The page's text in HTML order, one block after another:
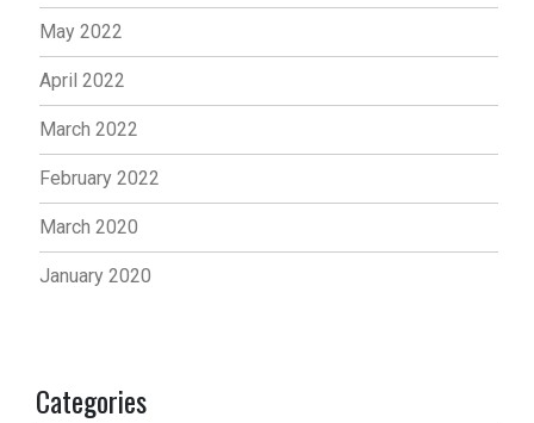
May 2022
April 2022
March 2022
February 2022
March 2020
January 2020
Categories